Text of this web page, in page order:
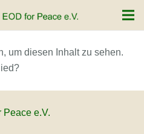
um diesen Inhalt zu sehen.
Peace e.V.